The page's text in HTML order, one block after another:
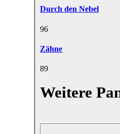
Durch den Nebel
96
Zähne
89
Weitere